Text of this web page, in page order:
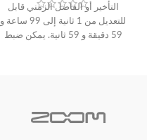
التأخير أو الفاصل الزمني قابل
للتعديل من 1 ثانية إلى 99 ساعة و
59 دقيقة و 59 ثانية. يمكن ضبط